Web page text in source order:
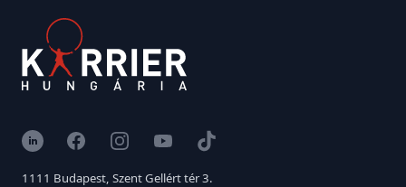
LinkedInFacebookInstagramYouTubeTikTok
1111 Budapest, Szent Gellért tér 3.